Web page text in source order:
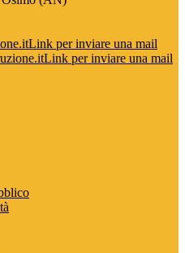
Link per inviare una mail
Link per inviare una mail